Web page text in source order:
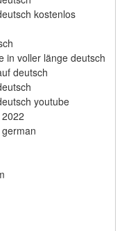
kostenlos
in voller länge deutsch
deutsch
youtube